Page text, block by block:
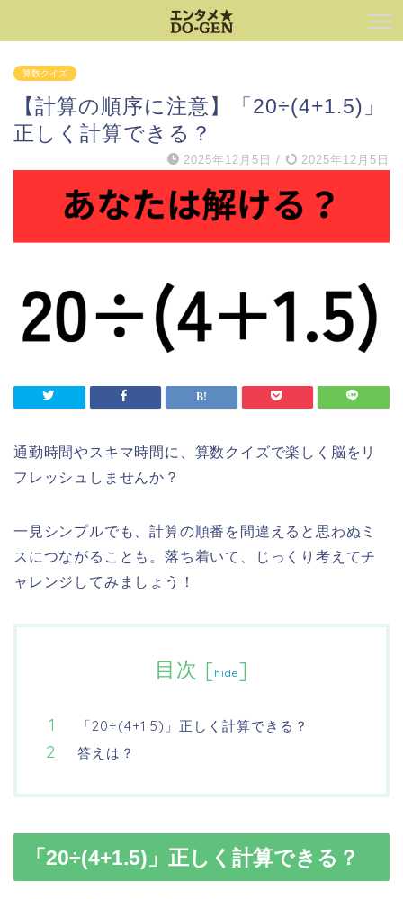
算数クイズ
【計算の順序に注意】「20÷(4+1.5)」
正しく計算できる？
2025年12月5日 / 2025年12月5日
通勤時間やスキマ時間に、算数クイズで楽しく脳をリ
フレッシュしませんか？
一見シンプルでも、計算の順番を間違えると思わぬミ
スにつながることも。落ち着いて、じっくり考えてチ
ャレンジしてみましょう！
目次 [ hide]
「20÷(4+1.5)」正しく計算できる？
答えは？
「20÷(4+1.5)」正しく計算できる？